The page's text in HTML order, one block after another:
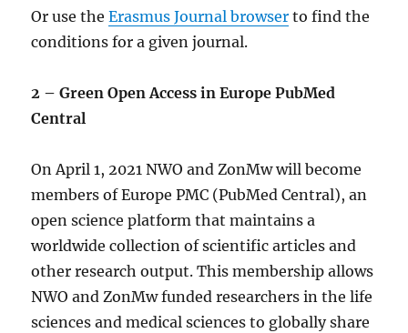
Or use theErasmus Journal browser to find the
conditions for a given journal.
2 – Green Open Access in Europe PubMed
Central
On April 1, 2021 NWO and ZonMw will become
members of Europe PMC (PubMed Central), an
open science platform that maintains a
worldwide collection of scientific articles and
other research output. This membership allows
NWO and ZonMw funded researchers in the life
sciences and medical sciences to globally share